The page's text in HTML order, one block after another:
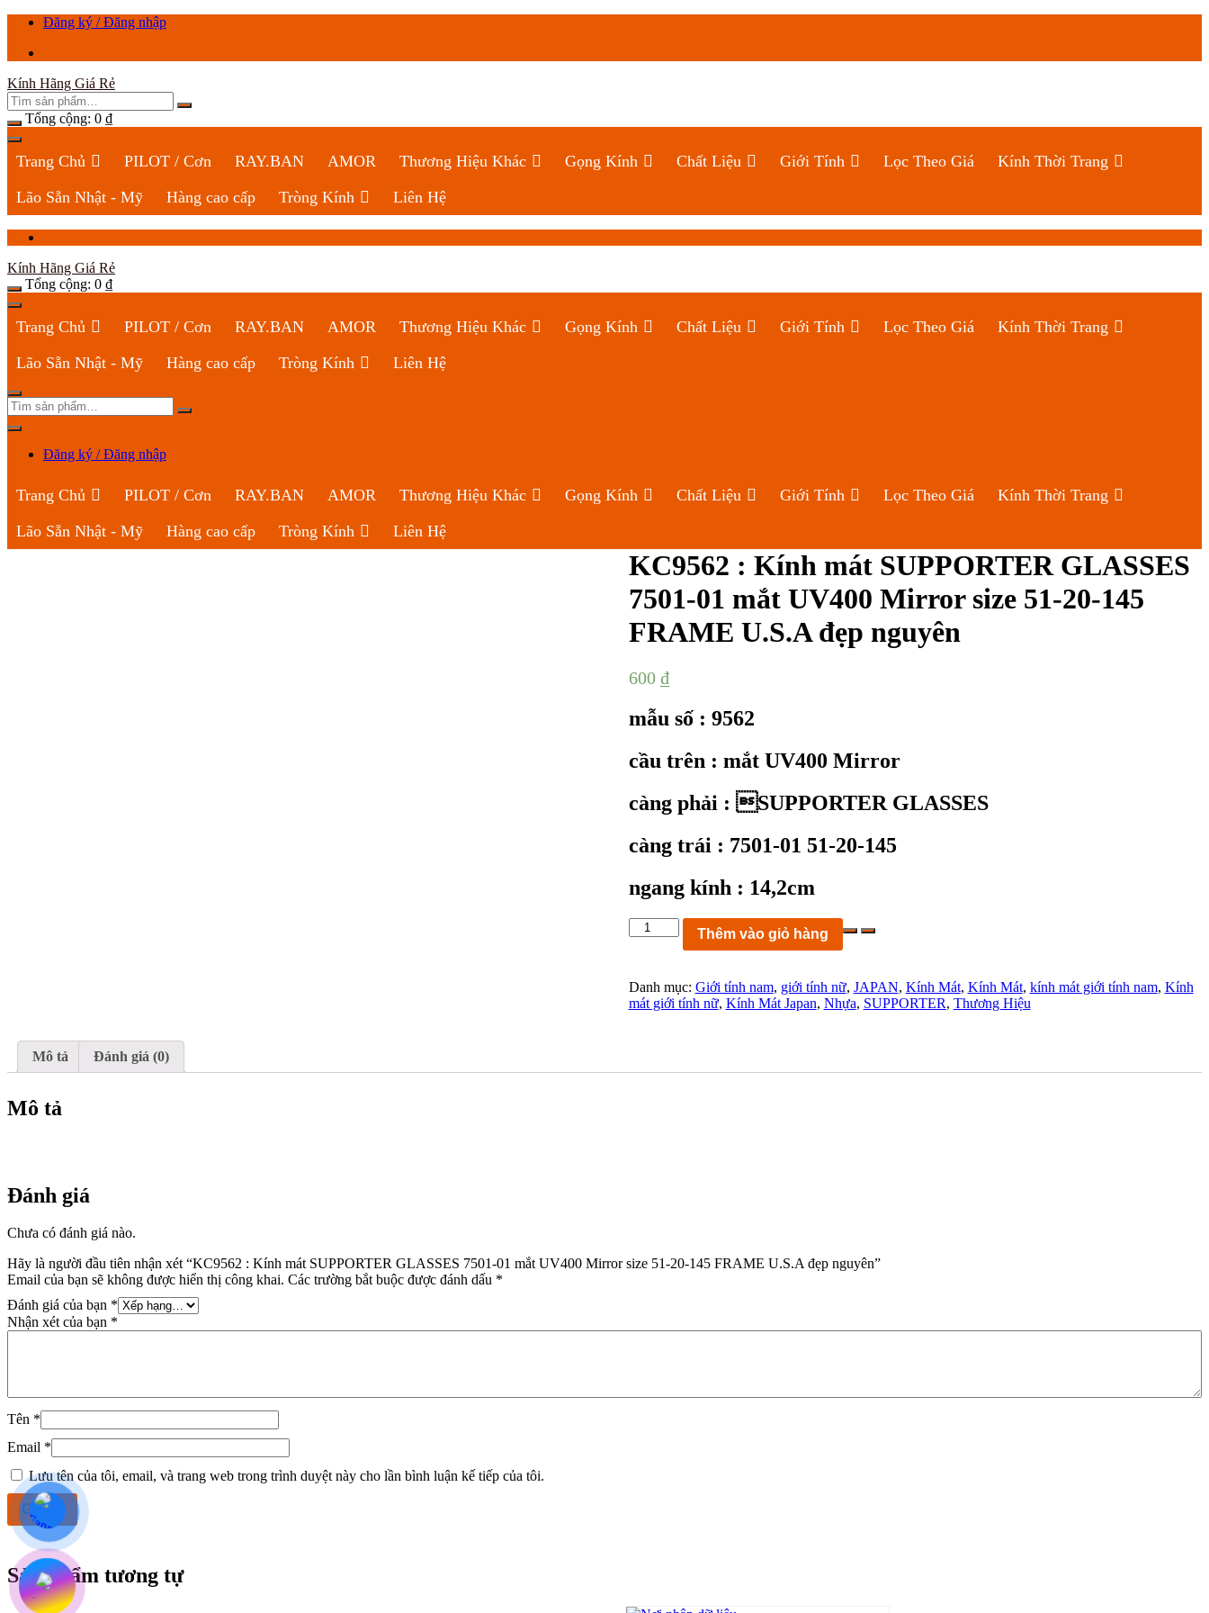
ChuyểnĐăng ký / Đăng nhập
Kính Hãng Giá Rẻ
Tổng cộng: 0 ₫
Trang Chủ PILOT / Cơn RAY.BAN AMOR Thương Hiệu Khác Gọng Kính Chất Liệu Giới Tính Lọc Theo Giá
Kính Thời Trang
Lão Sẵn Nhật - Mỹ
Hàng cao cấp Tròng Kính Liên Hệ
Kính Hãng Giá Rẻ
Tổng cộng: 0 ₫
Trang Chủ PILOT / Cơn RAY.BAN AMOR Thương Hiệu Khác Gọng Kính Chất Liệu Giới Tính Lọc Theo Giá
Kính Thời Trang
Lão Sẵn Nhật - Mỹ
Hàng cao cấp Tròng Kính Liên Hệ
Đăng ký / Đăng nhập
Trang Chủ PILOT / Cơn RAY.BAN AMOR Thương Hiệu Khác Gọng Kính Chất Liệu Giới Tính Lọc Theo Giá
Kính Thời Trang
Lão Sẵn Nhật - Mỹ
Hàng cao cấp Tròng Kính Liên Hệ
KC9562 : Kính mát SUPPORTER GLASSES
7501-01 mắt UV400 Mirror size 51-20-145
FRAME U.S.A đẹp nguyên
600 ₫
mẫu số : 9562
cầu trên : mắt UV400 Mirror
càng phải : SUPPORTER GLASSES
càng trái : 7501-01 51-20-145
ngang kính : 14,2cm
KC9562
:
SUPPORTER
GLASSES
UV400
Thêm vào giỏ hàng
Danh mục: Giới tính nam, giới tính nữ, JAPAN, Kính Mát, Kính Mát, kính mát giới tính nam, Kính
mát giới tính nữ, Kính Mát Japan, Nhựa, SUPPORTER, Thương Hiệu
Mô tả Đánh giá (0)
Mô tả
Đánh giá
Chưa có đánh giá nào.
Hãy là người đầu tiên nhận xét “KC9562 : Kính mát SUPPORTER GLASSES 7501-01 mắt UV400 Mirror size 51-20-145 FRAME U.S.A đẹp nguyên”
Email của bạn sẽ không được hiển thị công khai. Các trường bắt buộc được đánh dấu *
Đánh giá của bạn *
Nhận xét của bạn *
Tên *
Email *
Lưu tên của tôi, email, và trang web trong trình duyệt này cho lần bình luận kế tiếp của tôi.
Sản phẩm tương tự